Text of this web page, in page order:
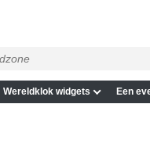
Wereldklok widgets Een